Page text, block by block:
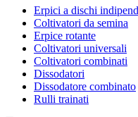
Erpici a dischi
Coltivatori da semina
Erpice rotante
Coltivatori universali
Coltivatori combinati
Dissodatori
Dissodatore combinato
Rulli trainati